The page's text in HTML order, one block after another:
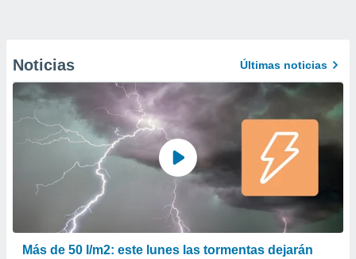
Noticias Últimas noticias
Más de 50 l/m2: este lunes las tormentas dejarán